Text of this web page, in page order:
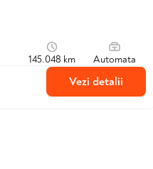
145.048 km Automata
Vezi detalii